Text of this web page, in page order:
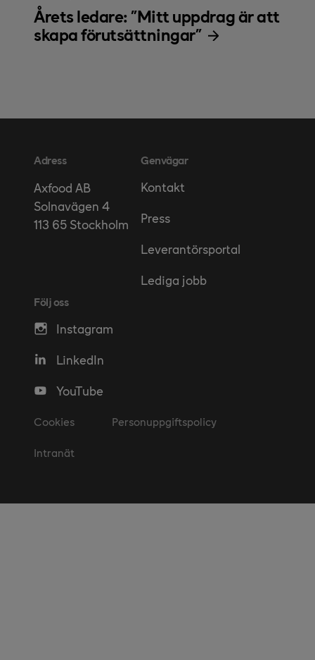
Årets ledare: "Mitt uppdrag är att
skapa förutsättningar"
Adress
Axfood AB
Solnavägen 4
113 65 Stockholm
Genvägar
Kontakt
Press
Leverantörsportal
Lediga jobb
Följ oss
Instagram
LinkedIn
YouTube
Cookies Personuppgiftspolicy
Intranät